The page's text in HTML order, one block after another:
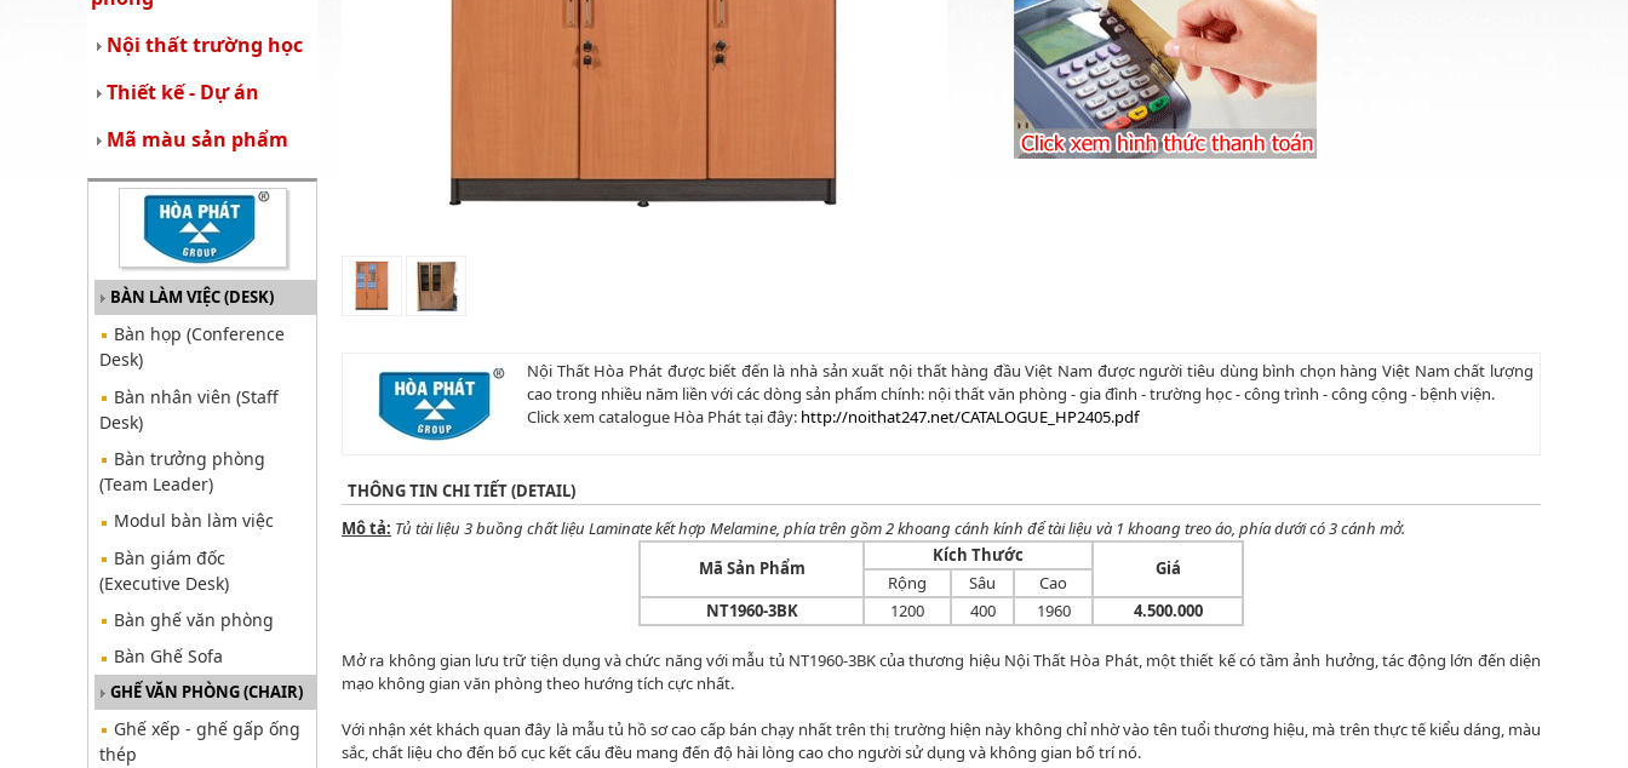
Nội thất trường học
Thiết kế - Dự án
Mã màu sản phẩm
BÀN LÀM VIỆC (DESK)
Bàn họp (Conference
Desk)
Bàn nhân viên (Staff
Desk)
Bàn trưởng phòng
(Team Leader)
Modul bàn làm việc
Bàn giám đốc
(Executive Desk)
Bàn ghế văn phòng
Bàn Ghế Sofa
GHẾ VĂN PHÒNG (CHAIR)
Ghế xếp - ghế gấp ống
thép
Nội Thất Hòa Phát được biết đến là nhà sản xuất nội thất hàng đầu Việt Nam được người tiêu dùng bình chọn hàng Việt Nam chất lượng
cao trong nhiều năm liền với các dòng sản phẩm chính: nội thất văn phòng - gia đình - trường học - công trình - công cộng - bệnh viện.
Click xem catalogue Hòa Phát tại đây: http://noithat247.net/CATALOGUE_HP2405.pdf
THÔNG TIN CHI TIẾT (DETAIL)
Mô tả: Tủ tài liệu 3 buồng chất liệu Laminate kết hợp Melamine, phía trên gồm 2 khoang cánh kính để tài liệu và 1 khoang treo áo, phía dưới có 3 cánh mở.
Mã Sản Phẩm
Kích Thước
Giá
Rộng Sâu
Cao
NT1960-3BK
1200 400 1960 4.500.000
Mở ra không gian lưu trữ tiện dụng và chức năng với mẫu tủ NT1960-3BK của thương hiệu Nội Thất Hòa Phát, một thiết kế có tầm ảnh hưởng, tác động lớn đến diện
mạo không gian văn phòng theo hướng tích cực nhất.
Với nhận xét khách quan đây là mẫu tủ hồ sơ cao cấp bán chạy nhất trên thị trường hiện này không chỉ nhờ vào tên tuổi thương hiệu, mà trên thực tế kiểu dáng, màu
sắc, chất liệu cho đến bố cục kết cấu đều mang đến độ hài lòng cao cho người sử dụng và không gian bố trí nó.